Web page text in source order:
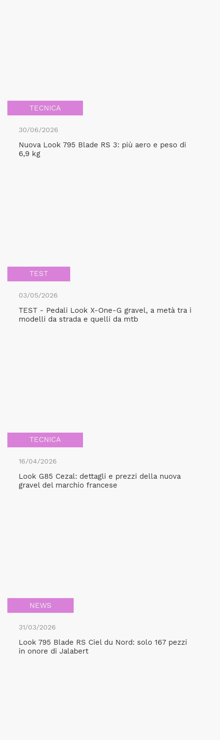
TECNICA
30/06/2026
Nuova Look 795 Blade RS 3: più aero e peso di
6,9 kg
TEST
03/05/2026
TEST - Pedali Look X-One-G gravel, a metà tra i
modelli da strada e quelli da mtb
TECNICA
16/04/2026
Look G85 Cezal: dettagli e prezzi della nuova
gravel del marchio francese
NEWS
31/03/2026
Look 795 Blade RS Ciel du Nord: solo 167 pezzi
in onore di Jalabert